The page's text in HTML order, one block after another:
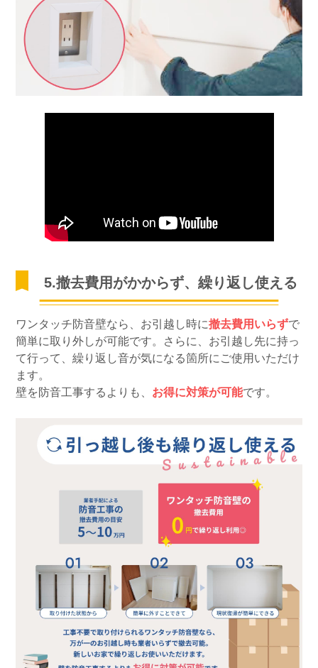
5.撤去費用がかからず、繰り返し使える
ワンタッチ防音壁なら、お引越し時に撤去費用いらずで
簡単に取り外しが可能です。さらに、お引越し先に持っ
て行って、繰り返し音が気になる箇所にご使用いただけ
ます。
壁を防音工事するよりも、 お得に対策が可能です。